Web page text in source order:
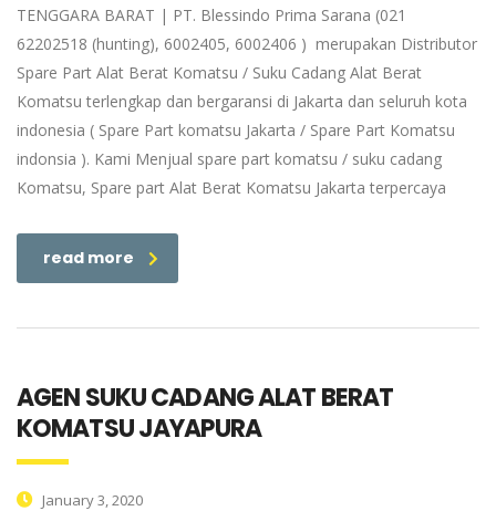
TENGGARA BARAT | PT. Blessindo Prima Sarana (021
62202518 (hunting), 6002405, 6002406 ) merupakan Distributor
Spare Part Alat Berat Komatsu / Suku Cadang Alat Berat
Komatsu terlengkap dan bergaransi di Jakarta dan seluruh kota
indonesia ( Spare Part komatsu Jakarta / Spare Part Komatsu
indonsia ). Kami Menjual spare part komatsu / suku cadang
Komatsu, Spare part Alat Berat Komatsu Jakarta terpercaya
read more
AGEN SUKU CADANG ALAT BERAT
KOMATSU JAYAPURA
January 3, 2020